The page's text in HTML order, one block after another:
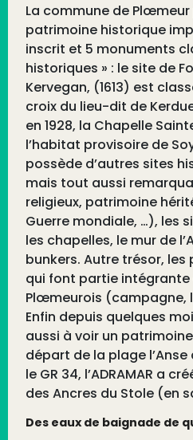
La commune de
patrimoine historique
inscrit et 5 monuments
historiques » : le site de
Kervegan, (1613) est
croix du lieu-dit de
en 1928, la Chapelle
l’habitat provisoire de
possède d’autres sites
mais tout aussi
religieux, patrimoine
Guerre mondiale, …), les
les chapelles, le mur de
bunkers. Autre trésor,
qui font partie
Plœmeurois (campagne,
Enfin depuis quelques
aussi à voir un
départ de la plage
le GR 34, l’ADRAMAR a
des Ancres du Stole (en
Des eaux de baignade de